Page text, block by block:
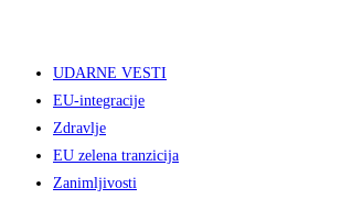
UDARNE VESTI
EU-integracije
Zdravlje
EU zelena tranzicija
Zanimljivosti